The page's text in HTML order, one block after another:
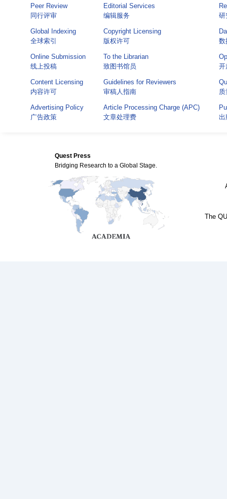
Peer Review
同行评审
Editorial Services
编辑服务
研
Global Indexing
全球索引
Copyright Licensing
版权许可
数
Online Submission
线上投稿
To the Librarian
致图书馆员
开
Content Licensing
内容许可
Guidelines for Reviewers
审稿人指南
Advertising Policy
广告政策
Article Processing Charge (APC)
文章处理费
出
Quest Press
Bridging Research to a Global Stage.
The